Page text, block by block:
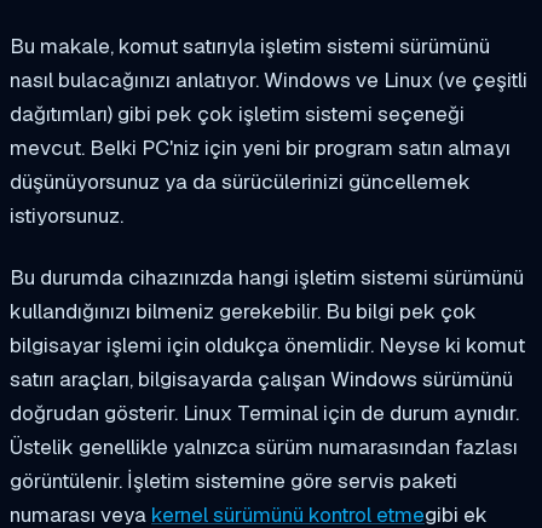
Bu makale, komut satırıyla işletim sistemi sürümünü
nasıl bulacağınızı anlatıyor. Windows ve Linux (ve çeşitli
dağıtımları) gibi pek çok işletim sistemi seçeneği
mevcut. Belki PC'niz için yeni bir program satın almayı
düşünüyorsunuz ya da sürücülerinizi güncellemek
istiyorsunuz.
Bu durumda cihazınızda hangi işletim sistemi sürümünü
kullandığınızı bilmeniz gerekebilir. Bu bilgi pek çok
bilgisayar işlemi için oldukça önemlidir. Neyse ki komut
satırı araçları, bilgisayarda çalışan Windows sürümünü
doğrudan gösterir. Linux Terminal için de durum aynıdır.
Üstelik genellikle yalnızca sürüm numarasından fazlası
görüntülenir. İşletim sistemine göre servis paketi
numarası veya kernel sürümünü kontrol etmegibi ek